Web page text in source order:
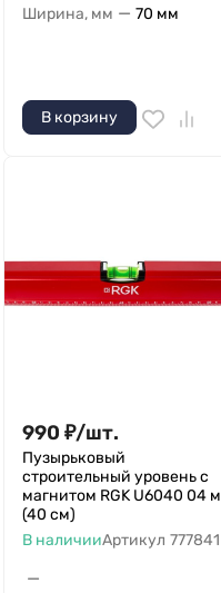
Ширина, мм — 70 мм
В корзину
990 ₽/шт.
Пузырьковый
строительный уровень с
магнитом RGK U6040 04 м
(40 см)
В наличииАртикул 777841
—